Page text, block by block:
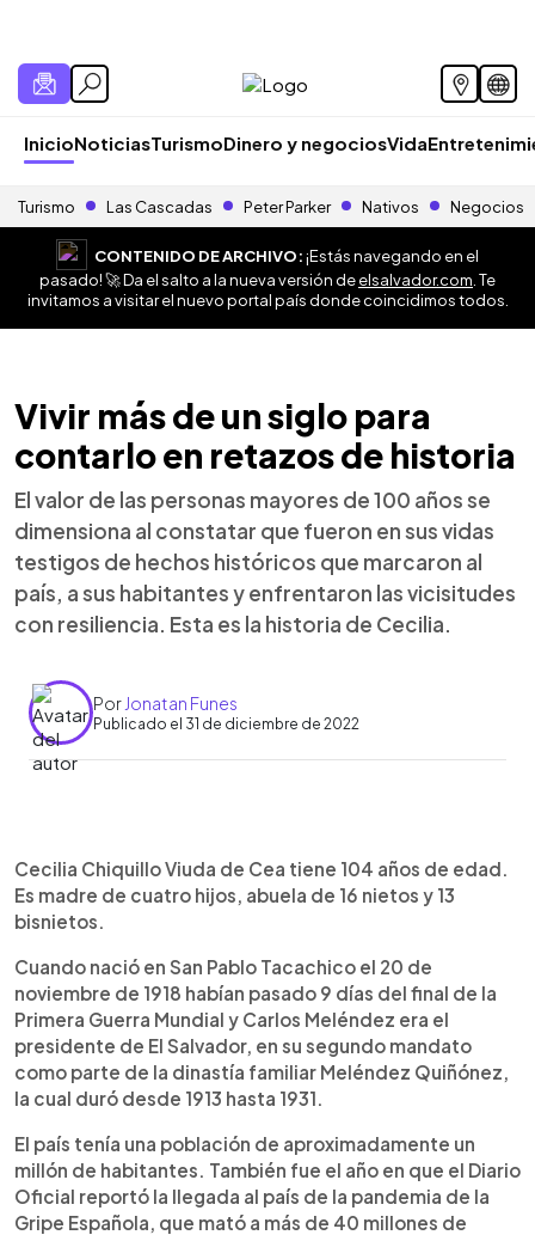
InicioNoticiasTurismoDinero y negociosVida
Turismo Las Cascadas Peter Parker Nativos Negocios
CONTENIDO DE ARCHIVO:¡Estás navegando en el
pasado! 🚀 Da el salto a la nueva versión deelsalvador.com . Te
invitamos a visitar el nuevo portal país donde coincidimos todos.
Vivir más de un siglo para
contarlo en retazos de historia
El valor de las personas mayores de 100 años se
dimensiona al constatar que fueron en sus vidas
testigos de hechos históricos que marcaron al
país, a sus habitantes y enfrentaron las vicisitudes
con resiliencia. Esta es la historia de Cecilia.
Por Jonatan Funes
Publicado el 31 de diciembre de 2022
► Escuchar artículo
Cecilia Chiquillo Viuda de Cea tiene 104 años de edad.
Es madre de cuatro hijos, abuela de 16 nietos y 13
bisnietos.
Cuando nació en San Pablo Tacachico el 20 de
noviembre de 1918 habían pasado 9 días del final de la
Primera Guerra Mundial y Carlos Meléndez era el
presidente de El Salvador, en su segundo mandato
como parte de la dinastía familiar Meléndez Quiñónez,
la cual duró desde 1913 hasta 1931.
El país tenía una población de aproximadamente un
millón de habitantes. También fue el año en que el Diario
Oficial reportó la llegada al país de la pandemia de la
Gripe Española, que mató a más de 40 millones de